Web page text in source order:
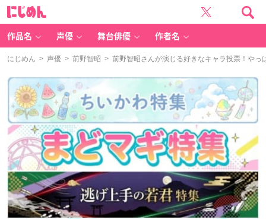
作品名 声優 舞台俳優 作者名
にじめん > 声優 > 前野智昭 > 前野智昭さんが演じる好きなキャラ投票！やっ